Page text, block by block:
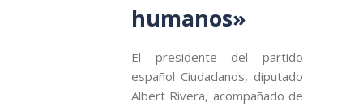
humanos»
El presidente del partido
español Ciudadanos, diputado
Albert Rivera, acompañado de